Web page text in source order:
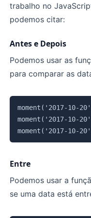
trabalho no
podemos citar:
Antes e Depois
Podemos usar as
para comparar as
moment('2017-
moment('2017-
Entre
Podemos usar a
se uma data está